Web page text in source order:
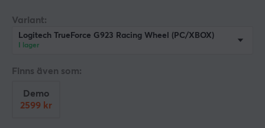
Variant:
Logitech TrueForce G923 Racing Wheel (PC/XBOX)
I lager
Finns även som:
Demo
2599 kr